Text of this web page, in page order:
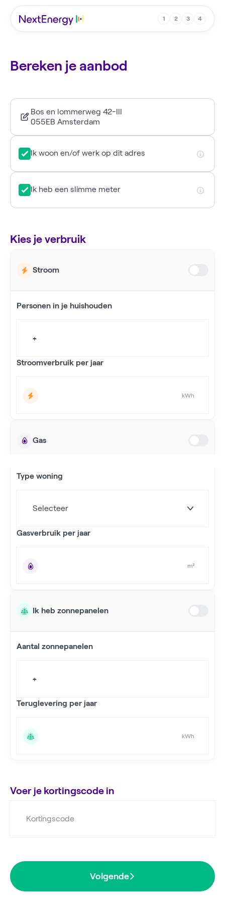
1 2 3 4
Bereken je aanbod
Bos en lommerweg 42-III
055EB Amsterdam
Ik woon en/of werk op dit adres
Ik heb een slimme meter
Kies je verbruik
Stroom
Personen in je huishouden
-
+
Stroomverbruik per jaar
kWh
Gas
Type woning
Gasverbruik per jaar
m³
Ik heb zonnepanelen
Aantal zonnepanelen
-
+
Teruglevering per jaar
kWh
Voer je kortingscode in
Volgende